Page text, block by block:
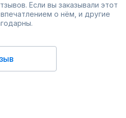
Если вы заказывали этот
о нём, и другие